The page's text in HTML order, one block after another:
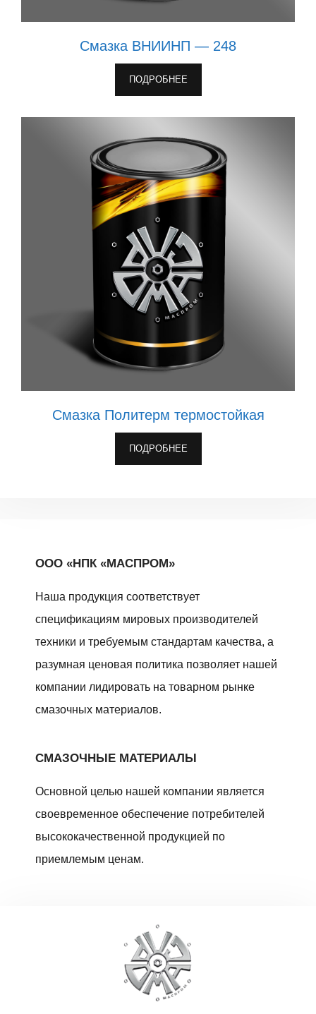
Смазка ВНИИНП — 248
ПОДРОБНЕЕ
Смазка Политерм термостойкая
ПОДРОБНЕЕ
ООО «НПК «МАСПРОМ»
Наша продукция соответствует
спецификациям мировых производителей
техники и требуемым стандартам качества, а
разумная ценовая политика позволяет нашей
компании лидировать на товарном рынке
смазочных материалов.
СМАЗОЧНЫЕ МАТЕРИАЛЫ
Основной целью нашей компании является
своевременное обеспечение потребителей
высококачественной продукцией по
приемлемым ценам.